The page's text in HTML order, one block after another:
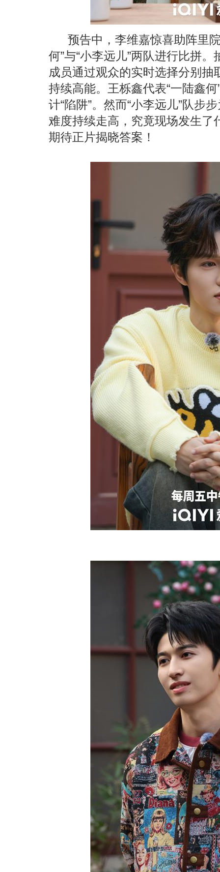
预告中，李维嘉惊喜助阵里
何”与“小李远儿”两队进行比拼。
成员通过观众的实时选择分别
持续高能。王栎鑫代表“一陆鑫何
计“陷阱”。然而“小李远儿”队步
难度持续走高，究竟现场发生了
期待正片揭晓答案！